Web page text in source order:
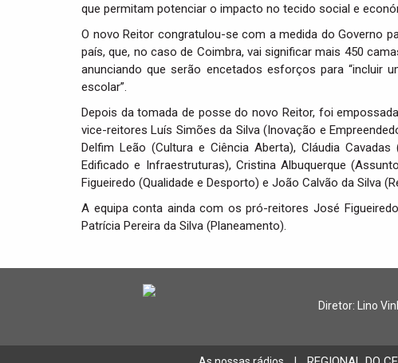
que permitam potenciar o impacto no tecido social e
O novo Reitor congratulou-se com a medida do Governo
país, que, no caso de Coimbra, vai significar mais 450
anunciando que serão encetados esforços para “incluir
escolar”.
Depois da tomada de posse do novo Reitor, foi
vice-reitores Luís Simões da Silva (Inovação e
Delfim Leão (Cultura e Ciência Aberta), Cláudia
Edificado e Infraestruturas), Cristina Albuquerque
Figueiredo (Qualidade e Desporto) e João Calvão da Silva
A equipa conta ainda com os pró-reitores José
Patrícia Pereira da Silva (Planeamento).
Diretor: Lino